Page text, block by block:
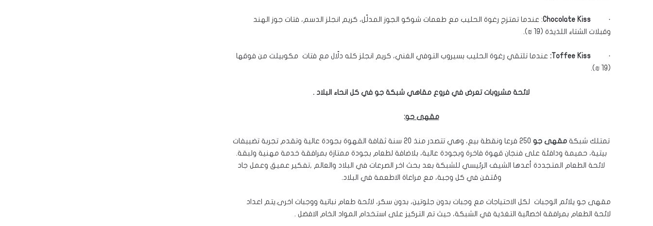
·
Chocolate Kiss
: عندما تمتزج رغوة الحليب مع طعمات شوكو الجوز المدلّل، كريم انجلز الدسم، فتات جوز الهند
وقبلات الشتاء اللذيذة (19 ₪).
·
Toffee Kiss
: عندما تلتقي رغوة الحليب بسيروب التوفي الغني، كريم انجلز كله دلّال مع فتات مكوبيلت من فوقها
(19 ₪).
لائحة مشروبات تعرض في فروع مقاهي شبكة جو في كل انحاء البلاد .
مقهى جو:
تمتلك شبكة مقهى جو 250
فرعا ونقطة بيع، وهي تتصدر منذ 20 سنة ثقافة القهوة بجودة عالية وتقدم تجربة تضييفات
بيتية، حميمة ودافئة على فنجان قهوة فاخرة وبجودة عالية، بلاضافة لطعام بجودة ممتازة بمرافقة خدمة مهنية ولبقة.
لائحة الطعام المتجددة أعدها الشيف الرئيسي للشبكة بعد بحث اخر الصرعات في البلاد والعالم ,تفكير عميق وعمل جاد
ومُتقن في كل وجبة، مع مراعاة الاطعمة في البلاد.
مقهى جو يلائم الوجبات لكل الاحتياجات مع وجبات بدون جلوتين، بدون سكر، لائحة طعام نباتية ووجبات اخرى.يتم اعداد
لائحة الطعام بمرافقة اخصائية التغذية في الشبكة، حيث تم التركيز على استخدام المواد الخام الافضل .